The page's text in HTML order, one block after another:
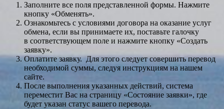
Заполните все поля представленной формы. Нажмите
кнопку «Обменять».
Ознакомьтесь с условиями договора на оказание услуг
обмена, если вы принимаете их, поставьте галочку
в соответствующем поле и нажмите кнопку «Создать
заявку».
Оплатите заявку. Для этого следует совершить перевод
необходимой суммы, следуя инструкциям на нашем
сайте.
После выполнения указанных действий, система
переместит Вас на страницу «Состояние заявки», где
будет указан статус вашего перевода.